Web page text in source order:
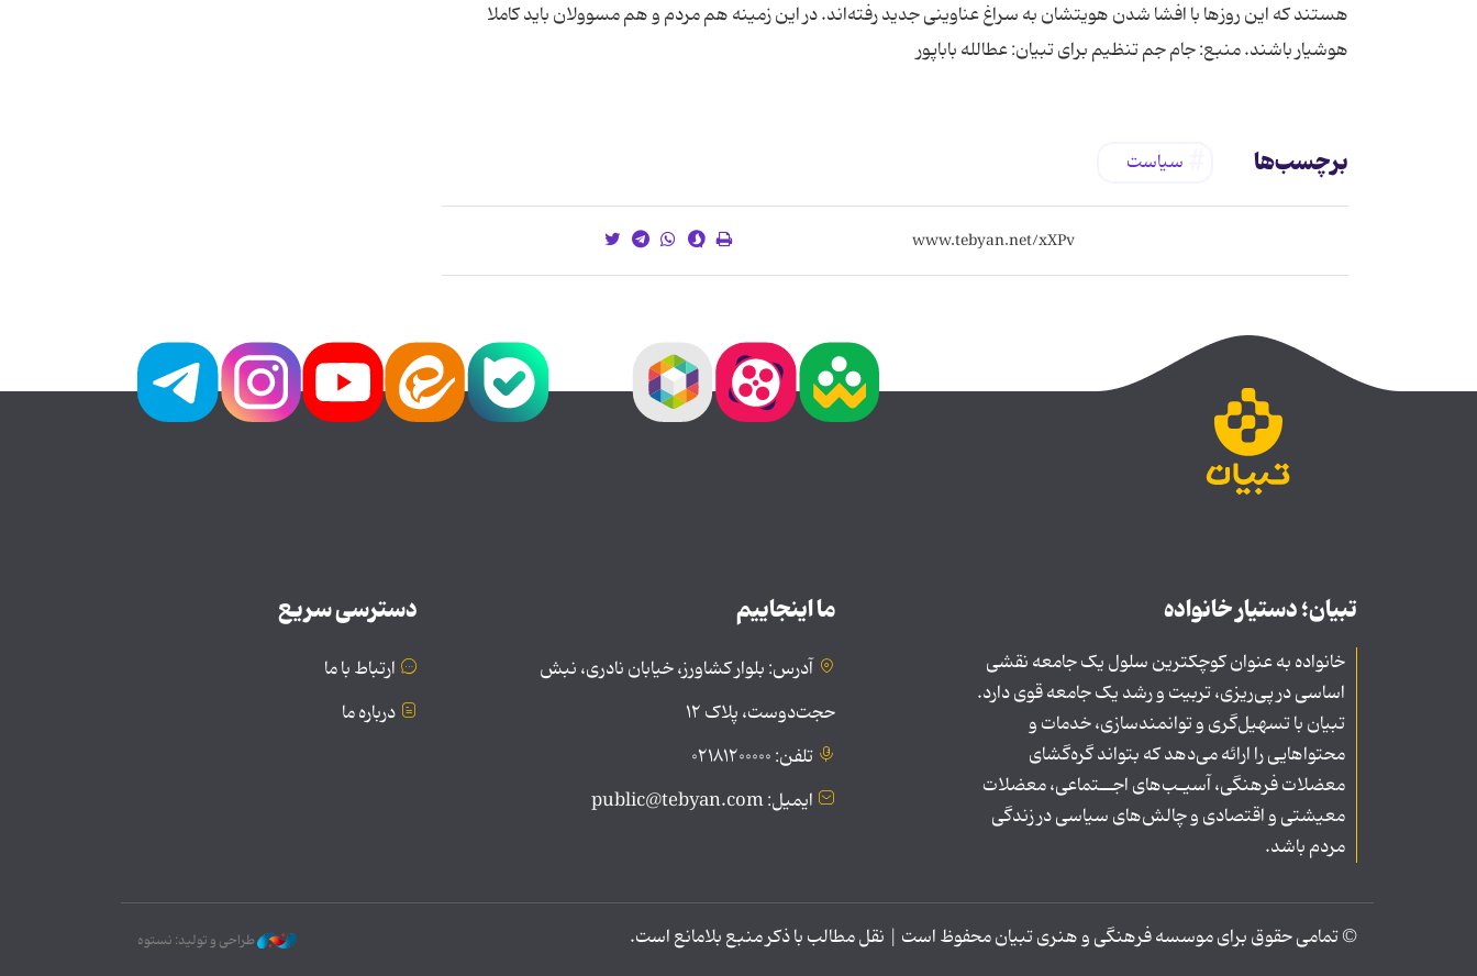
هستند كه این روزها با افشا شدن هویتشان به سراغ عناوینی جدید رفته‌اند. در این زمینه هم مردم و هم مسوولان باید كاملا
هوشیار باشند. منبع: جام جم تنظیم برای تبیان: عطالله باباپور
برچسب‌ها سیاست
تبیان؛ دستیار خانواده
خانواده به عنوان کوچکترین سلول یک جامعه نقشی
اساسی در پی‌ریزی، تربیت و رشد یک جامعه قوی دارد.
تبیان با تسهیل‌گری و توانمندسازی، خدمات و
محتواهایی را ارائه می‌دهد که بتواند گره‌گشای
معضلات فرهنگی، آسیـب‌های اجــتماعی، معضلات
معیشتی و اقتصادی و چالش‌های سیاسی در زندگی
مردم باشد.
ما اینجاییم
آدرس: بلوار کشاورز، خیابان نادری، نبش
حجت‌دوست، پلاک ۱۲
تلفن: ۰۲۱۸۱۲۰۰۰۰۰
ایمیل: public@tebyan.com
دسترسی سریع
ارتباط با ما
درباره ما
© تمامی حقوق برای موسسه فرهنگی و هنری تبیان محفوظ است | نقل مطالب با ذکر منبع بلامانع است. طراحی و تولید: نستوه